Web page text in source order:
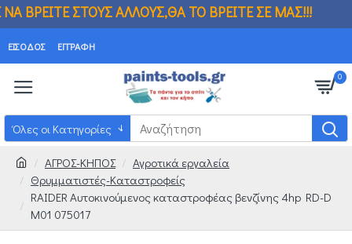
ΑΛΛΟΥΣ,ΘΑ ΤΟ ΒΡΕΙΤΕ ΣΕ ΜΑΣ!!!
ΕΊΣΟΔΟΣ ΕΓΓΡΑΦΉ
0
Όλες οι Κατηγορίες
ΑΓΡΟΣ-ΚΗΠΟΣ
Αγροτικά εργαλεία
Θρυμματιστές-Καταστροφείς
RAIDER Αυτοκινούμενος καταστροφέας βενζίνης 4hp RD-D
M01 075017